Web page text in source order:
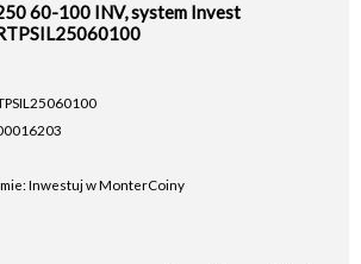
60-100 INV, system Invest
Inwestuj w MonterCoiny